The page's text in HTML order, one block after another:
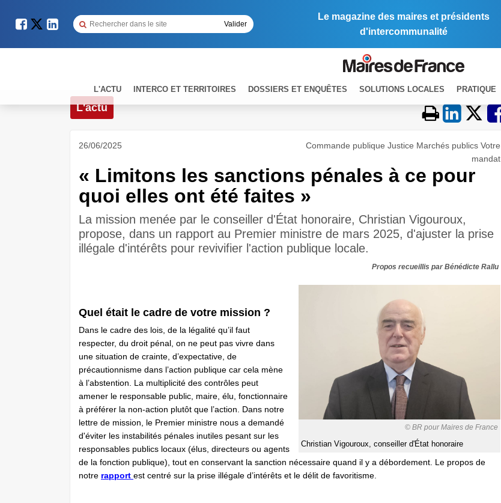
Le magazine des maires et présidents
d'intercommunalité
L'ACTU INTERCO ET TERRITOIRES DOSSIERS ET ENQUÊTES SOLUTIONS LOCALES PRATIQUE
L'actu
26/06/2025
Commande publique Justice Marchés publics Votre
mandat
« Limitons les sanctions pénales à ce pour
quoi elles ont été faites »
La mission menée par le conseiller d'État honoraire, Christian Vigouroux,
propose, dans un rapport au Premier ministre de mars 2025, d'ajuster la prise
illégale d'intérêts pour revivifier l'action publique locale.
Propos recueillis par Bénédicte Rallu
© BR pour Maires de France
Christian Vigouroux, conseiller d'État honoraire
Quel était le cadre de votre mission ?
Dans le cadre des lois, de la légalité qu’il faut
respecter, du droit pénal, on ne peut pas vivre dans
une situation de crainte, d’expectative, de
précautionnisme dans l’action publique car cela mène
à l’abstention. La multiplicité des contrôles peut
amener le responsable public, maire, élu, fonctionnaire
à préférer la non-action plutôt que l’action. Dans notre
lettre de mission, le Premier ministre nous a demandé
d'éviter les instabilités pénales inutiles pesant sur les
responsables publics locaux (élus, directeurs ou agents
de la fonction publique), tout en conservant la sanction nécessaire quand il y a débordement. Le propos de
notre rapport est centré sur la prise illégale d’intérêts et le délit de favoritisme.